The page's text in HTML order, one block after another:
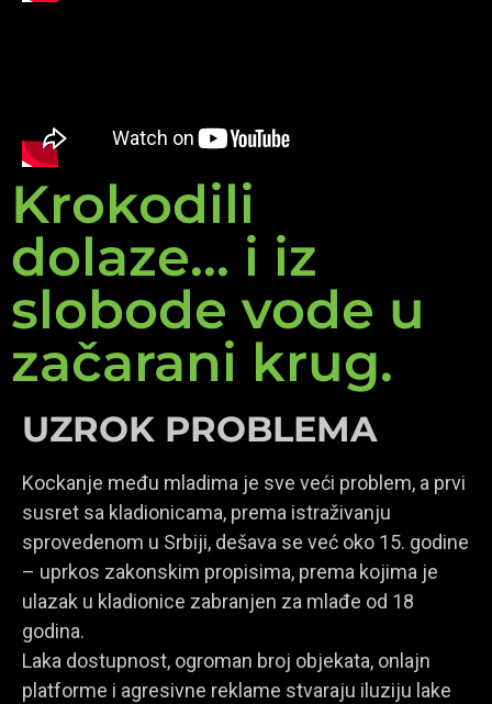
Krokodili
dolaze... i iz
slobode vode u
začarani krug.
UZROK PROBLEMA
Kockanje među mladima je sve veći problem, a prvi
susret sa kladionicama, prema istraživanju
sprovedenom u Srbiji, dešava se već oko 15. godine
– uprkos zakonskim propisima, prema kojima je
ulazak u kladionice zabranjen za mlađe od 18
godina.
Laka dostupnost, ogroman broj objekata, onlajn
platforme i agresivne reklame stvaraju iluziju lake